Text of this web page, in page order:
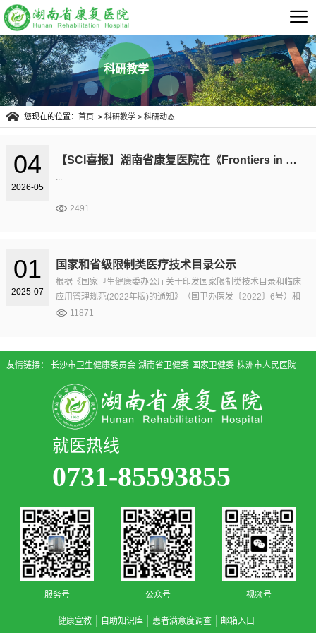
科研教学
您现在的位置： 首页> 科研教学> 科研动态
04
2026-05
【SCI喜报】湖南省康复医院在《Frontiers in Neurology》发表SCI论文，揭示针刺合谷穴促面神经再生新机制
...
2491
01
2025-07
国家和省级限制类医疗技术目录公示
根据《国家卫生健康委办公厅关于印发国家限制类技术目录和临床
应用管理规范(2022年版)的通知》（国卫办医发〔2022〕6号）和
《湖南省卫生健康委关于印发湖南省限制类技术目录（2022年
11871
友情链接： 长沙市卫生健康委员会 湖南省卫健委 国家卫健委 株洲市人民医院
就医热线
0731-85593855
服务号 公众号 视频号
健康宣教 自助知识库 患者满意度调查 邮箱入口